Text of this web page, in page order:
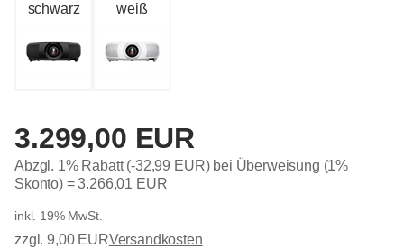
schwarz weiß
3.299,00 EUR
Abzgl. 1% Rabatt (-32,99 EUR) bei Überweisung (1%
Skonto) =3.266,01 EUR
inkl. 19% MwSt.
zzgl. 9,00 EURVersandkosten